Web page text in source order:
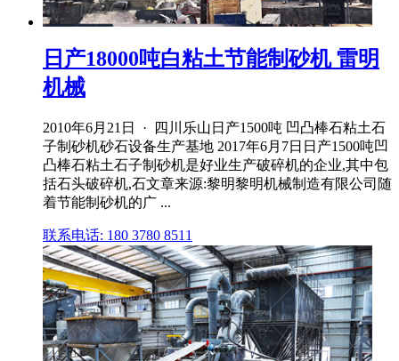
日产18000吨白粘土节能制砂机 雷明
机械
2010年6月21日 · 四川乐山日产1500吨 凹凸棒石粘土石
子制砂机砂石设备生产基地 2017年6月7日日产1500吨凹
凸棒石粘土石子制砂机是好业生产破碎机的企业,其中包
括石头破碎机,石文章来源:黎明黎明机械制造有限公司随
着节能制砂机的广 ...
联系电话: 180 3780 8511